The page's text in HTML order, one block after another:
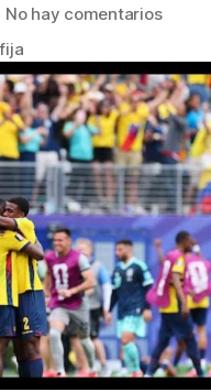
er
e
st
m
p
ar
tir
No hay comentariosen
de
ante
la
a
del
de
Fútbol
2026